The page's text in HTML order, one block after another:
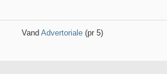
Vand Advertoriale (pr 5)